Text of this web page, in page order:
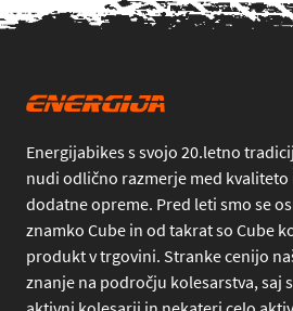
Energijabikes s svojo 20.letno
nudi odlično razmerje med kvaliteto
dodatne opreme. Pred leti smo se
znamko Cube in od takrat so Cube
produkt v trgovini. Stranke cenijo
znanje na področju kolesarstva, saj